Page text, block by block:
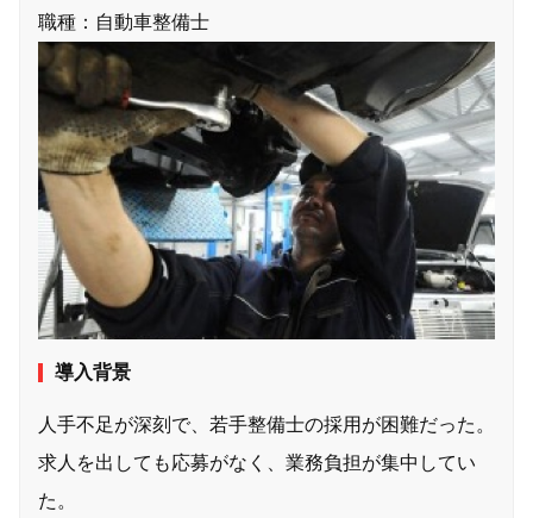
職種：自動車整備士
導入背景
人手不足が深刻で、若手整備士の採用が困難だった。
求人を出しても応募がなく、業務負担が集中してい
た。